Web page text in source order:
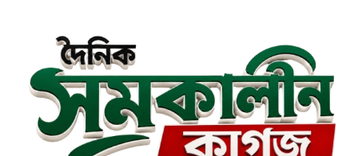
ঢাকা-সিলেটে মহাসড়কে দুই বাসের
মুখোমুখি সংঘর্ষ: নিহত-৯
শেখ হাসিনার সঙ্গে পালানোর ফ্লাইট